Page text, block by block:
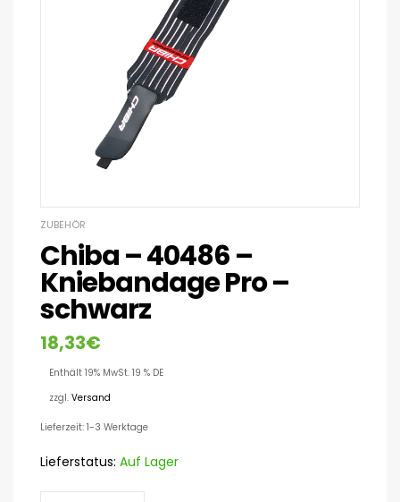
ZUBEHÖR
Chiba – 40486 –
Kniebandage Pro –
schwarz
18,33€
Enthält 19% MwSt. 19 % DE
zzgl. Versand
Lieferzeit: 1-3 Werktage
Lieferstatus: Auf Lager